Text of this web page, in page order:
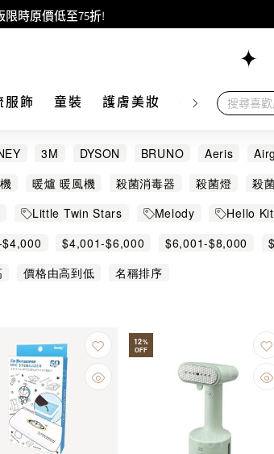
限時原價低至75折!
CHANEL及LV專區！
！
正貨承諾》商標
皮具低至6折
服飾 童裝 護膚美妝 香水香薰 個
3M DYSON BRUNO Aeris
Clean FAMITEC INKO IONION
PATAHTECH PHILIPS Rhythm
暖爐 暖風機 殺菌消毒器 殺菌燈 殺
Little Twin Stars Melody Hello
角色 Kuromi 電子用品 任天堂精品
$4,001-$6,000 $6,001-$8,000
價格由高到低
名稱排序
12%
OFF